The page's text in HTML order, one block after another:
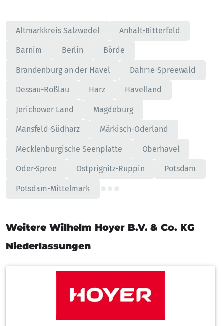
Altmarkkreis Salzwedel Anhalt-Bitterfeld
Barnim Berlin Börde
Brandenburg an der Havel Dahme-Spreewald
Dessau-Roßlau Harz Havelland
Jerichower Land Magdeburg
Mansfeld-Südharz Märkisch-Oderland
Mecklenburgische Seenplatte Oberhavel
Oder-Spree Ostprignitz-Ruppin Potsdam
Potsdam-Mittelmark
Weitere Wilhelm Hoyer B.V. & Co. KG
Niederlassungen